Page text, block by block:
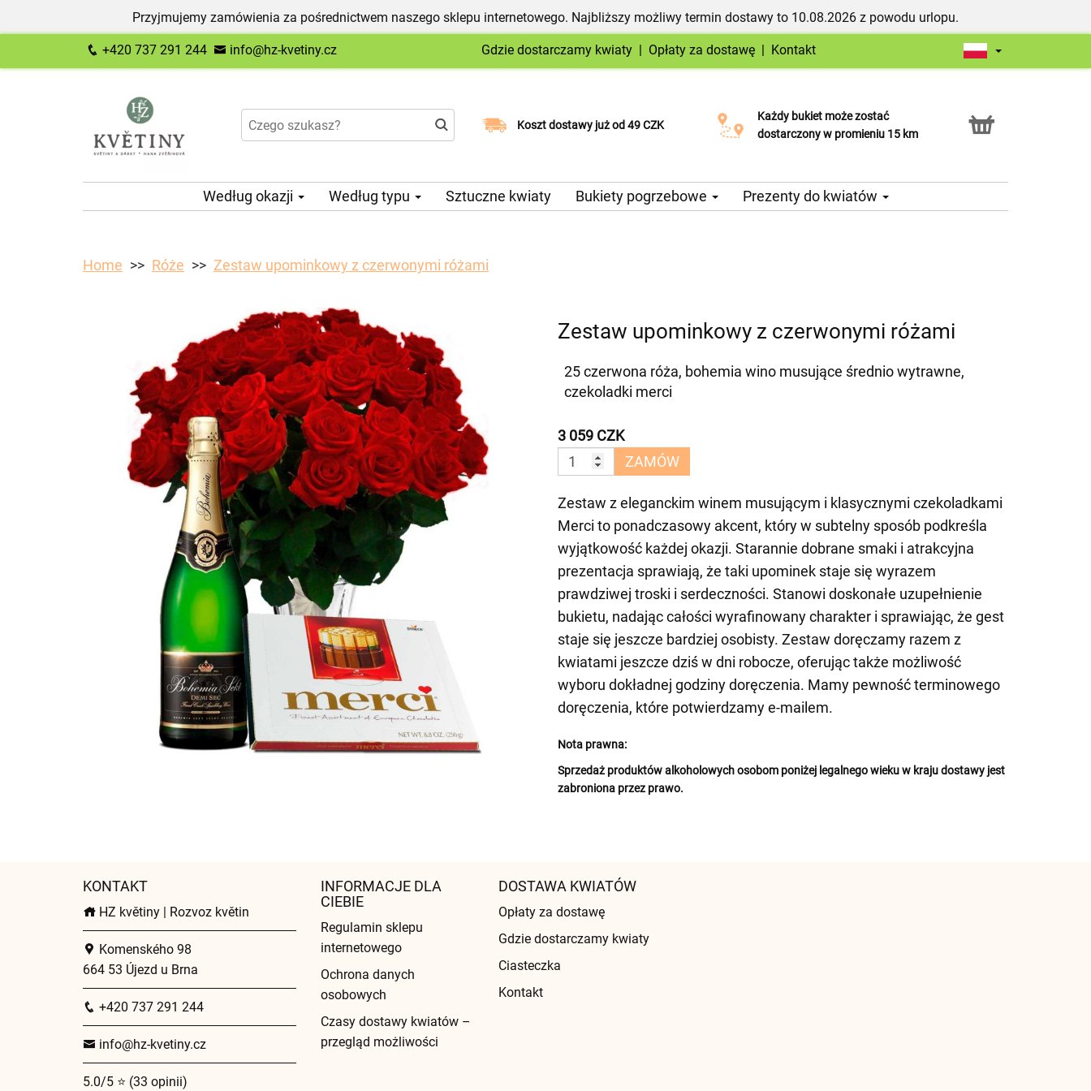
Przyjmujemy zamówienia za pośrednictwem naszego sklepu internetowego. Najbliższy możliwy termin dostawy to 10.08.2026 z powodu urlopu.
+420 737 291 244 info@hz-kvetiny.cz Gdzie dostarczamy kwiaty | Opłaty za dostawę | Kontakt
Koszt dostawy już od 49 CZK
Wybierz datę dostawy
Każdy bukiet może zostać
dostarczony w promieniu 15 km
Usługa Click & Collect
Według okazji Według typu Sztuczne kwiaty Bukiety pogrzebowe Prezenty do kwiatów
Home Róże Zestaw upominkowy z czerwonymi różami
Zestaw upominkowy z czerwonymi różami
25 czerwona róża, bohemia wino musujące średnio wytrawne,
czekoladki merci
3 059 CZK
ZAMÓW
Zestaw z eleganckim winem musującym i klasycznymi czekoladkami
Merci to ponadczasowy akcent, który w subtelny sposób podkreśla
wyjątkowość każdej okazji. Starannie dobrane smaki i atrakcyjna
prezentacja sprawiają, że taki upominek staje się wyrazem
prawdziwej troski i serdeczności. Stanowi doskonałe uzupełnienie
bukietu, nadając całości wyrafinowany charakter i sprawiając, że gest
staje się jeszcze bardziej osobisty. Zestaw doręczamy razem z
kwiatami jeszcze dziś w dni robocze, oferując także możliwość
wyboru dokładnej godziny doręczenia. Mamy pewność terminowego
doręczenia, które potwierdzamy e-mailem.
Nota prawna:
Sprzedaż produktów alkoholowych osobom poniżej legalnego wieku w kraju dostawy jest
zabroniona przez prawo.
KONTAKT
HZ květiny | Rozvoz květin
Komenského 98
664 53 Újezd u Brna
+420 737 291 244
info@hz-kvetiny.cz
5.0/5 ⭐ (33 opinii)
INFORMACJE DLA
CIEBIE
Regulamin sklepu
internetowego
Ochrona danych
osobowych
Czasy dostawy kwiatów –
przegląd możliwości
DOSTAWA KWIATÓW
Opłaty za dostawę
Gdzie dostarczamy kwiaty
Ciasteczka
Kontakt